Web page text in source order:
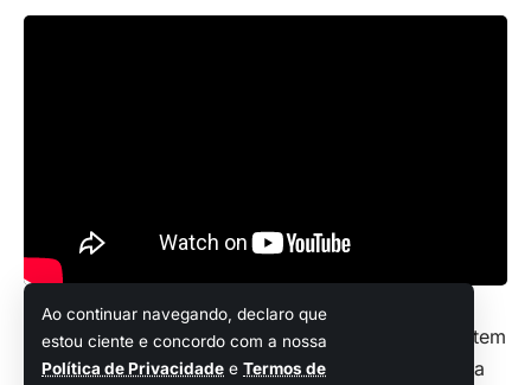
Ao continuar navegando, declaro que
estou ciente e concordo com a nossa
Política de Privacidade e Termos de
Compartilhar
Fazendo a alegria daqueles que curtem
jogos de tiro eletrizantes
, os devs da